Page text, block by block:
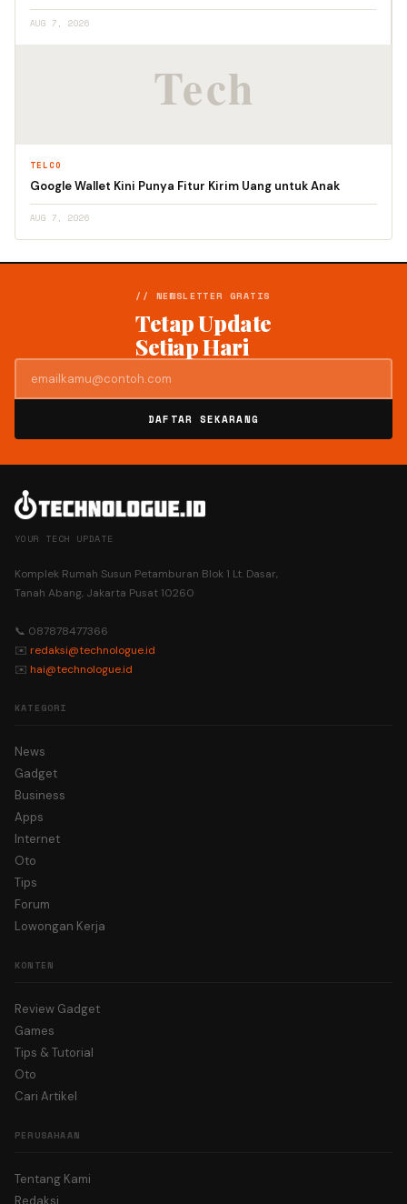
AUG 7, 2026
TELCO
Google Wallet Kini Punya Fitur Kirim Uang untuk Anak
AUG 7, 2026
// NEWSLETTER GRATIS
Tetap Update
Setiap Hari
DAFTAR SEKARANG
YOUR TECH UPDATE
Komplek Rumah Susun Petamburan Blok 1 Lt. Dasar,
Tanah Abang, Jakarta Pusat 10260
📞 087878477366
✉️ redaksi@technologue.id
✉️ hai@technologue.id
KATEGORI
News
Gadget
Business
Apps
Internet
Oto
Tips
Forum
Lowongan Kerja
KONTEN
Review Gadget
Games
Tips & Tutorial
Oto
Cari Artikel
PERUSAHAAN
Tentang Kami
Redaksi